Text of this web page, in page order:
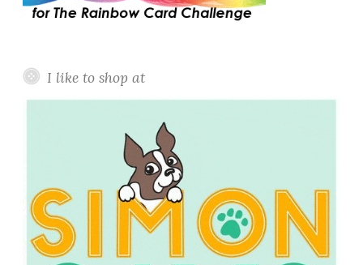
I like to shop at